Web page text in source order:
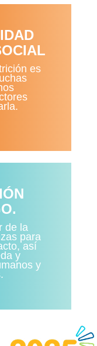
es
de la
para
así
y
y